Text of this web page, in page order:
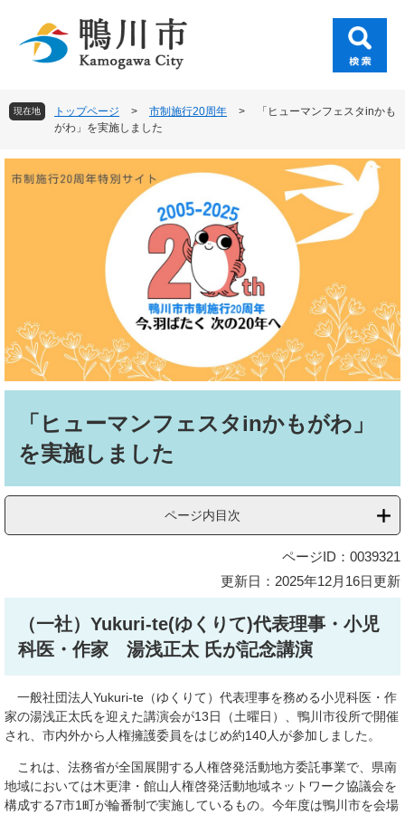
頭
で
。
飛
ば
て
本
現在地 トップページ > 市制施行20周年 >
「ヒューマンフェスタinかも
がわ」を実施しました
「ヒューマンフェスタinかもがわ」
を実施しました
ページ内目次
ページID：0039321
更新日：2025年12月16日更新
（一社） Yukuri-te(ゆくりて)代表理事・小児
科医・作家 湯浅正太 氏が記念講演
一般社団法人Yukuri-te（ゆくりて）代表理事を務める小児科医・作
家の湯浅正太氏を迎えた講演会が13日（土曜日）、鴨川市役所で開催
され、市内外から人権擁護委員をはじめ約140人が参加しました。
これは、法務省が全国展開する人権啓発活動地方委託事業で、県南
地域においては木更津・館山人権啓発活動地域ネットワーク協議会を
構成する7市1町が輪番制で実施しているもの。今年度は鴨川市を会場